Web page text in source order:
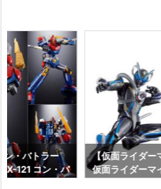
ン・バトラー
121 コン・バ
合体フィギュ
【仮面ライダー
仮面ライダーマ
t．装動 仮面ラ